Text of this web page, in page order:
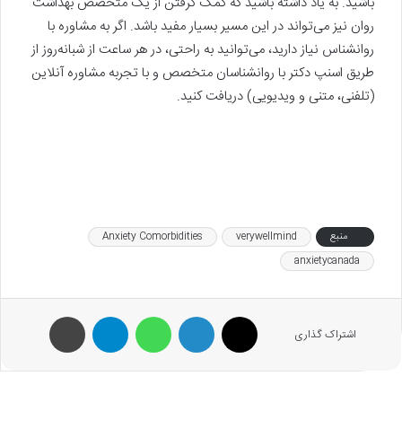
روان نیز می‌تواند در این مسیر بسیار مفید باشد. اگر به مشاوره با
روانشناس نیاز دارید، می‌توانید به راحتی، در هر ساعت از شبانه‌روز از
طریق اسنپ دکتر با روانشناسان متخصص و با تجربه مشاوره آنلاین
(تلفنی، متنی و ویدیویی) دریافت کنید.
منبع verywellmind
Anxiety Comorbidities
anxietycanada
اشتراک گذاری